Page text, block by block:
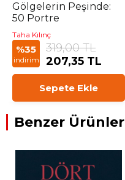
Gölgelerin Peşinde:
50 Portre
Taha Kılınç
%35
indirim
319,00 TL
207,35 TL
Sepete Ekle
Benzer Ürünler